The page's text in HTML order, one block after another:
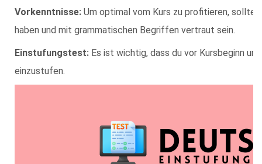
Vorkenntnisse: Um optimal vom Kurs zu profitieren,
haben und mit grammatischen Begriffen vertraut sein.
Einstufungstest: Es ist wichtig, dass du vor Kursbeginn
einzustufen.